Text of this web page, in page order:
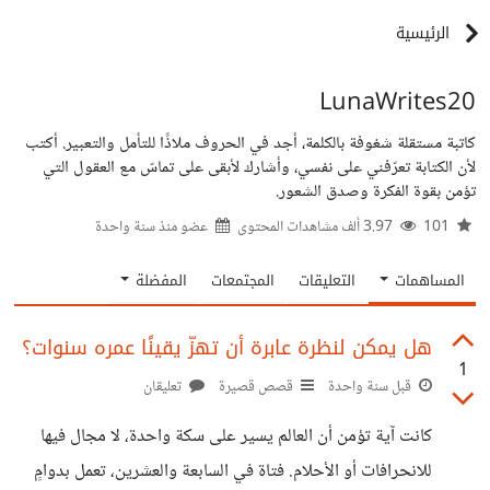
الرئيسية
LunaWrites20
كاتبة مستقلة شغوفة بالكلمة، أجد في الحروف ملاذًا للتأمل والتعبير. أكتب
لأن الكتابة تعرّفني على نفسي، وأشارك لأبقى على تماسّ مع العقول التي
تؤمن بقوة الفكرة وصدق الشعور.
عضو منذسنة واحدة
المساهمات التعليقات المجتمعات المفضلة
1
هل يمكن لنظرة عابرة أن تهزّ يقينًا عمره سنوات؟
قبل سنة واحدة قصص قصيرة تعليقان
كانت آية تؤمن أن العالم يسير على سكة واحدة، لا مجال فيها
للانحرافات أو الأحلام. فتاة في السابعة والعشرين، تعمل بدوامٍ